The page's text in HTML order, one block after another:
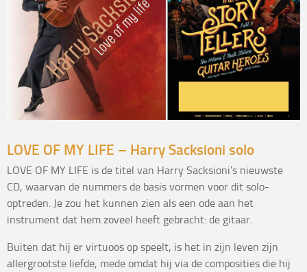
LOVE OF MY LIFE – Harry Sacksioni solo
LOVE OF MY LIFE is de titel van Harry Sacksioni’s nieuwste
CD, waarvan de nummers de basis vormen voor dit solo-
optreden. Je zou het kunnen zien als een ode aan het
instrument dat hem zoveel heeft gebracht: de gitaar.
Buiten dat hij er virtuoos op speelt, is het in zijn leven zijn
allergrootste liefde, mede omdat hij via de composities die hij